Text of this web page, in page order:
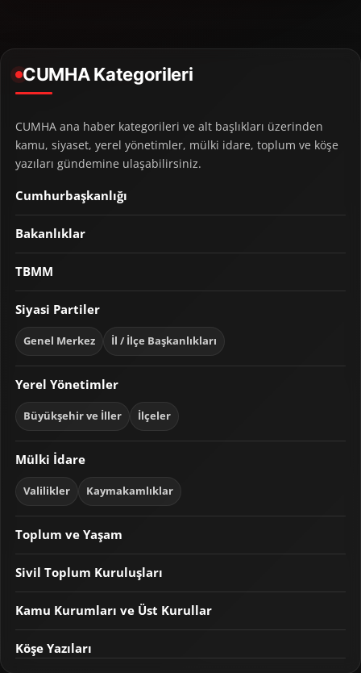
CUMHA Kategorileri
CUMHA ana haber kategorileri ve alt başlıkları üzerinden
kamu, siyaset, yerel yönetimler, mülki idare, toplum ve köşe
yazıları gündemine ulaşabilirsiniz.
Cumhurbaşkanlığı
Bakanlıklar
TBMM
Siyasi Partiler
Genel Merkez İl / İlçe Başkanlıkları
Yerel Yönetimler
Büyükşehir ve İller İlçeler
Mülki İdare
Valilikler Kaymakamlıklar
Toplum ve Yaşam
Sivil Toplum Kuruluşları
Kamu Kurumları ve Üst Kurullar
Köşe Yazıları